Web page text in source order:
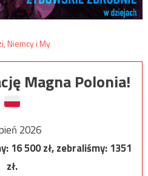
Magna Polonia!
2026
16 500zł, zebraliśmy:1351
zł.